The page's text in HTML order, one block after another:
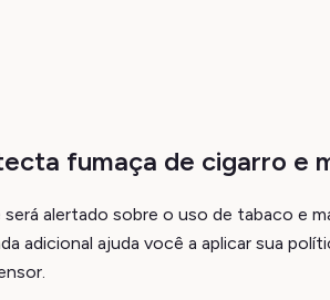
fumaça de cigarro e
será alertado sobre o uso de tabaco e
adicional ajuda você a aplicar sua